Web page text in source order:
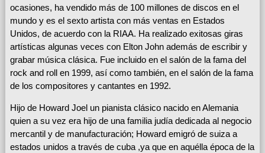
ocasiones, ha vendido más de 100 millones de discos en el
mundo y es el sexto artista con más ventas en Estados
Unidos, de acuerdo con la RIAA. Ha realizado exitosas giras
artísticas algunas veces con Elton John además de escribir y
grabar música clásica. Fue incluido en el salón de la fama del
rock and roll en 1999, así como también, en el salón de la fama
de los compositores y cantantes en 1992.
Hijo de Howard Joel un pianista clásico nacido en Alemania
quien a su vez era hijo de una familia judía dedicada al negocio
mercantil y de manufacturación; Howard emigró de suiza a
estados unidos a través de cuba ,ya que en aquélla época de la